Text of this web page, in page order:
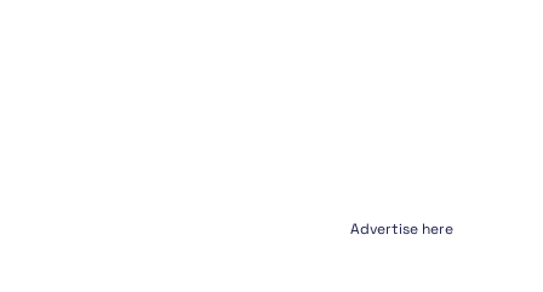
Advertise here